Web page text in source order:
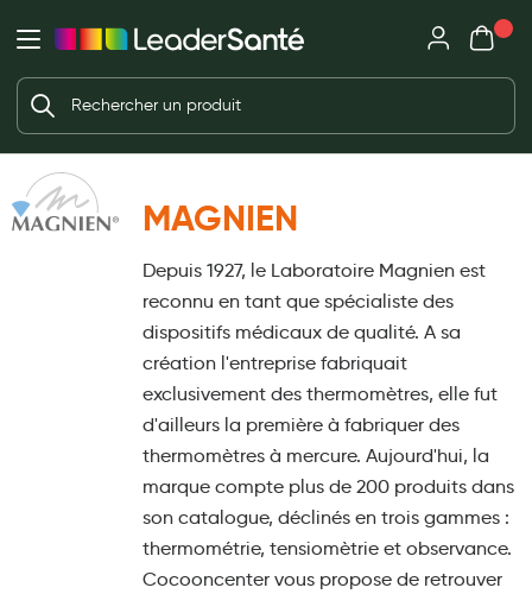
Ma Pharmacie LeaderSanté
Ouvrir l'application
Ouvrir
Créer un compte
Mon
Votre panier est vide
Beauté et soin
Visage
Corps
Soins mains et ongles
Dentifrices et bains de bouche
Brosses à dents et accessoires dentaires
MAGNIEN
Depuis 1927, le Laboratoire Magnien est
reconnu en tant que spécialiste des
dispositifs médicaux de qualité. A sa
création l'entreprise fabriquait
exclusivement des thermomètres, elle fut
d'ailleurs la première à fabriquer des
thermomètres à mercure. Aujourd'hui, la
marque compte plus de 200 produits dans
son catalogue, déclinés en trois gammes :
thermométrie, tensiomètrie et observance.
Cocooncenter vous propose de retrouver